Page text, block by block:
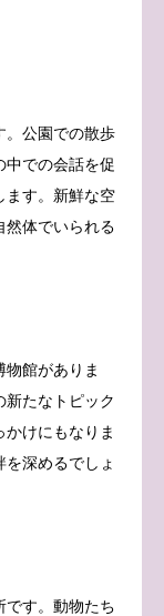
。公園での散歩
中での会話を促
ます。新鮮な空
然体でいられる
館がありま
たなトピック
けにもなりま
深めるでしょ
です。動物たち